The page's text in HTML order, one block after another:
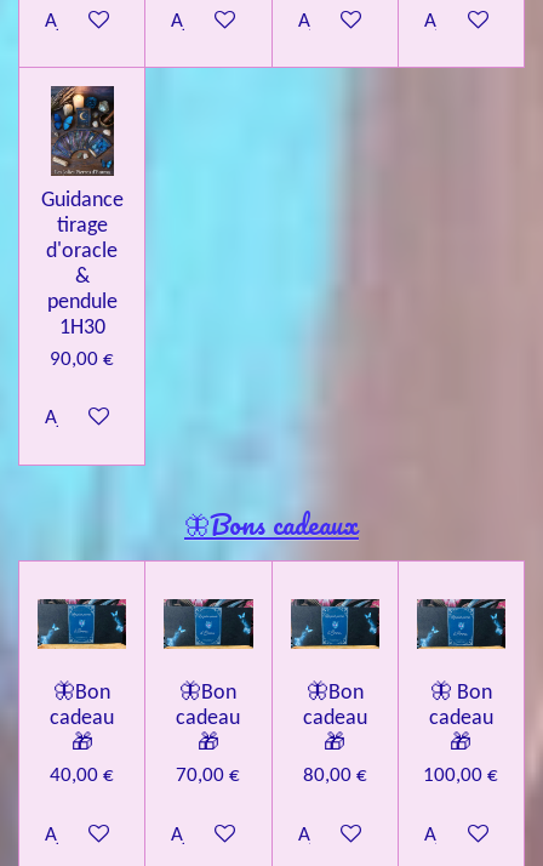
Ajouter au panierAjouter au panierAjouter au panierAjouter au
Guidance
tirage
d'oracle
&
pendule
1H30
90,00 €
Ajouter au panier
🦋Bons cadeaux
🦋Bon
cadeau
🎁
40,00 €
Ajouter au panier
🦋Bon
cadeau
🎁
70,00 €
Ajouter au panier
🦋Bon
cadeau
🎁
80,00 €
Ajouter au panier
🦋 Bon
cadeau
🎁
100,00 €
Ajouter au